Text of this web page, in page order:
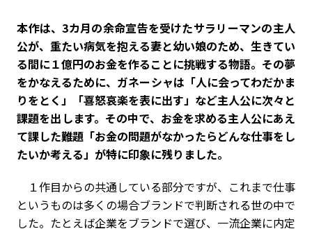
――本作は、3カ月の余命宣告を受けたサラリーマンの主人
公が、重たい病気を抱える妻と幼い娘のため、生きてい
る間に１億円のお金を作ることに挑戦する物語。その夢
をかなえるために、ガネーシャは「人に会ってわだかま
りをとく」「喜怒哀楽を表に出す」など主人公に次々と
課題を出します。その中で、お金を求める主人公にあえ
て課した難題「お金の問題がなかったらどんな仕事をし
たいか考える」が特に印象に残りました。
１作目からの共通している部分ですが、これまで仕事
というものは多くの場合ブランドで判断される世の中で
した。たとえば企業をブランドで選び、一流企業に内定